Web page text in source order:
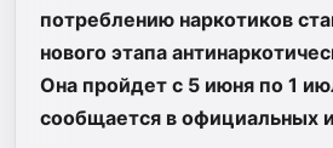
потреблению наркотиков
нового этапа
Она пройдет с 5 июня по 1
сообщается в официальных